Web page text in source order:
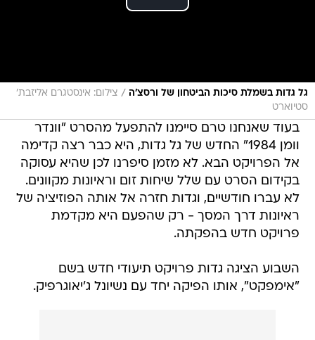
גל גדות בשמלת סיכות הביטחון של ורסצ'ה / צילום: אינסטגרם אליזבת'
סטיוארט
בעוד שאנחנו טרם סיימנו להתפעל מהסרט "וונדר
וומן 1984" החדש של גל גדות, היא כבר רצה קדימה
אל הפרויקט הבא. לא מזמן סיפרנו לכן שהיא עסוקה
בקידום הסרט עם שלל שיחות זום וראיונות מקוונים.
לא עברו חודשיים, וגדות חזרה אל אותה הפוזיציה של
ראיונות דרך המסך - רק שהפעם היא מקדמת
פרויקט חדש בהפקתה.
השבוע הציגה גדות פרויקט תיעודי חדש בשם
"אימפקט", אותו הפיקה יחד עם נשיונל ג'יאוגרפיק.